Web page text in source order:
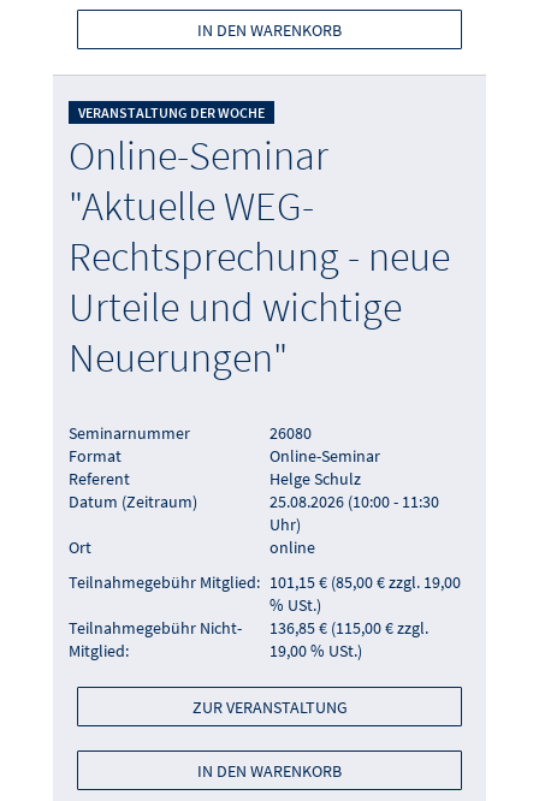
IN DEN WARENKORB
VERANSTALTUNG DER WOCHE
Online-Seminar
"Aktuelle WEG-
Rechtsprechung - neue
Urteile und wichtige
Neuerungen"
Seminarnummer
26080
Format
Online-Seminar
Referent
Helge Schulz
Datum (Zeitraum)
25.08.2026 (10:00 - 11:30
Uhr)
Ort
online
Teilnahmegebühr Mitglied: 101,15 € (85,00 € zzgl. 19,00
% USt.)
Teilnahmegebühr Nicht-
Mitglied:
136,85 € (115,00 € zzgl.
19,00 % USt.)
ZUR VERANSTALTUNG
IN DEN WARENKORB